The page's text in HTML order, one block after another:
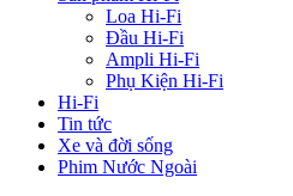
Loa Hi-Fi
Đầu Hi-Fi
Ampli Hi-Fi
Phụ Kiện Hi-Fi
Hi-Fi
Tin tức
Xe và đời sống
Phim Nước Ngoài